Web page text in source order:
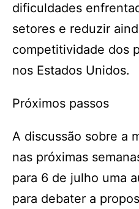
dificuldades
setores e reduzir
competitividade dos
nos Estados Unidos.
Próximos passos
A discussão sobre a
nas próximas
para 6 de julho uma
para debater a